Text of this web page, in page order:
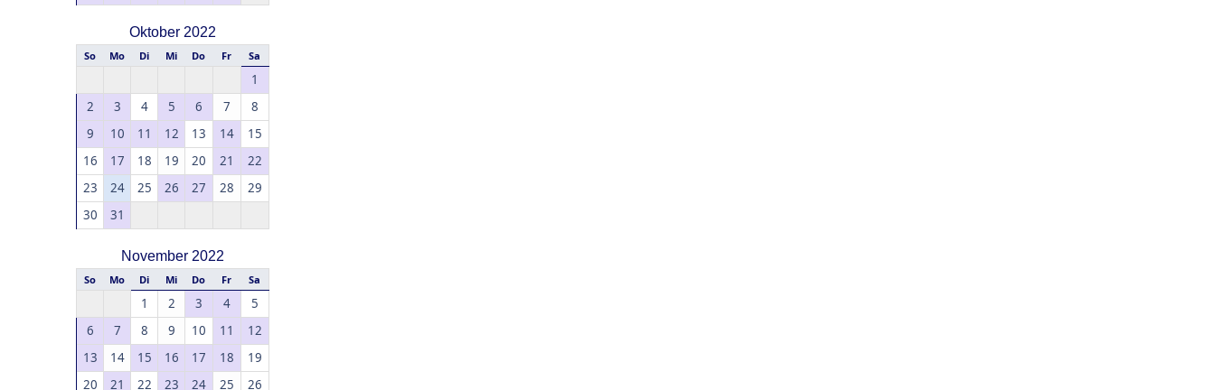
Oktober 2022
So Mo Di Mi Do Fr Sa
1
2
3 4 5 6 7
8
9
10 11 12 13 14
15
16
17 18 19 20 21
22
23
24 25 26 27 28
29
30
31
November 2022
So Mo Di Mi Do Fr Sa
1 2 3 4
5
6
7 8 9 10 11
12
13
14 15 16 17 18
19
20
21 22 23 24 25 26